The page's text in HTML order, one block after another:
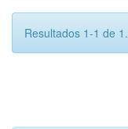
Resultados 1-1 de 1.